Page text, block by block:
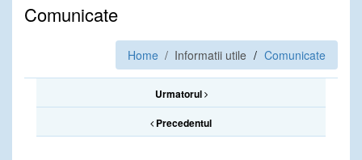
Comunicate
Home / Informatii utile Comunicate
Urmatorul
Precedentul